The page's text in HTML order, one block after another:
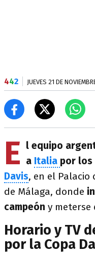
442 JUEVES 21 DE
E l equipo
a Italia por los
Davis, en el Palacio
de Málaga, donde
campeón y meterse
Horario y TV
por la Copa